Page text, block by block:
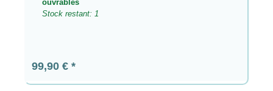
ouvrables
Stock restant: 1
Prix régulier :
99,90 €